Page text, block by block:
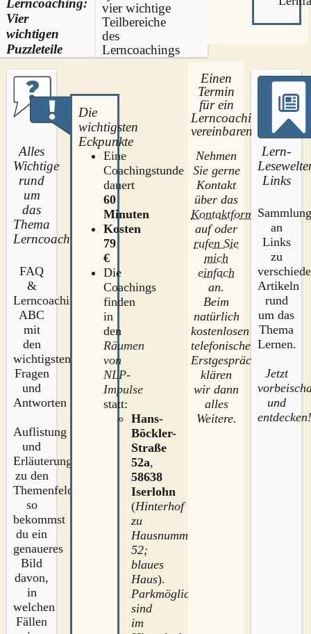
Vier
wichtigen
Puzzleteile
vier wichtige
Teilbereiche
des
Lerncoachings
Alles
Wichtige
rund
um
das
Thema
Lerncoaching
FAQ
&
Lerncoaching-
ABC
mit
den
wichtigsten
Fragen
und
Antworten
Auflistung
und
Erläuterung
zu den
Themenfeldern,
so
bekommst
du ein
genaueres
Bild
davon,
in
welchen
Fällen
Die
wichtigsten
Eckpunkte
Eine
Coachingstunde
dauert
60
Minuten
Kosten
79
€
Die
Coachings
finden
in
den
Räumen
von
NLP-
Impulse
statt:
Hans-
Böckler-
Straße
52a,
58638
Iserlohn
(Hinterhof
zu
Hausnummer
52;
blaues
Haus).
Parkmöglichkeiten
sind
im
Einen
Termin
für ein
Lerncoaching
vereinbaren
Nehmen
Sie gerne
Kontakt
über das
Kontaktformular
auf oder
rufen Sie
mich
einfach
an.
Beim
natürlich
kostenlosen
telefonischen
Erstgespräch,
klären
wir dann
alles
Weitere.
Lern-
Links
an
Links
zu
Artikeln
rund
um das
Thema
Lernen.
Jetzt
und